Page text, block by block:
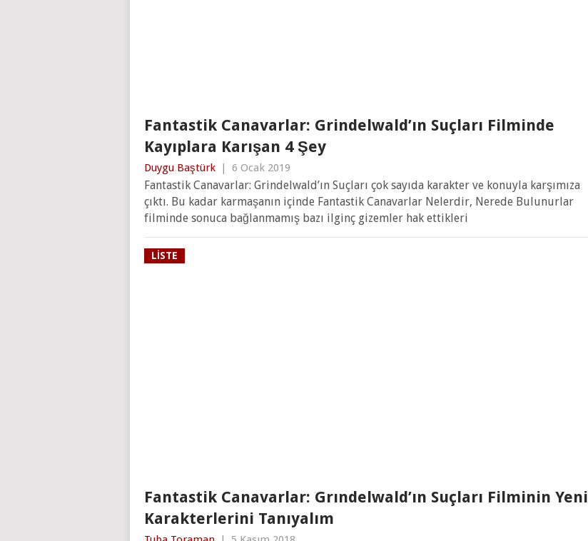
Fantastik Canavarlar: Grindelwald’ın Suçları Filminde
Kayıplara Karışan 4 Şey
Duygu Baştürk | 6 Ocak 2019
Fantastik Canavarlar: Grindelwald’ın Suçları çok sayıda karakter ve konuyla karşımıza
çıktı. Bu kadar karmaşanın içinde Fantastik Canavarlar Nelerdir, Nerede Bulunurlar
filminde sonuca bağlanmamış bazı ilginç gizemler hak ettikleri
LISTE
Fantastik Canavarlar: Grındelwald’ın Suçları Filminin Yeni
Karakterlerini Tanıyalım